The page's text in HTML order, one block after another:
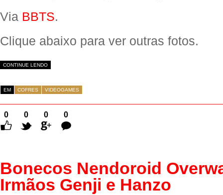
Via BBTS.
Clique abaixo para ver outras fotos.
CONTINUE LENDO
EM COFRES VIDEOGAMES
0 0 0
0
Comentários
Bonecos Nendoroid
Irmãos Genji e Hanzo